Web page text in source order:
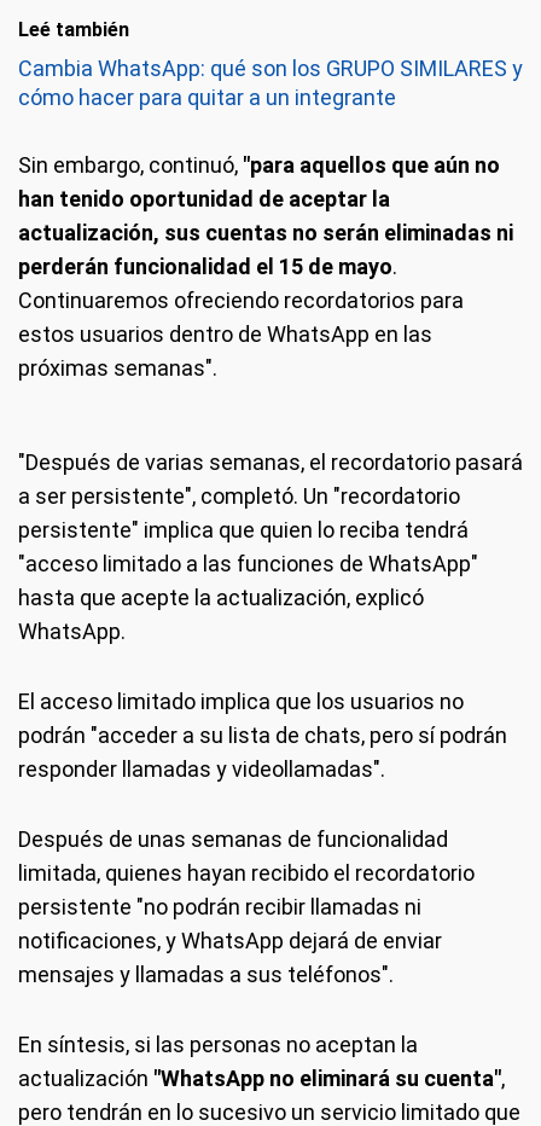
Leé también
Cambia WhatsApp: qué son los GRUPO SIMILARES y
cómo hacer para quitar a un integrante
Sin embargo, continuó, "para aquellos que aún no
han tenido oportunidad de aceptar la
actualización, sus cuentas no serán eliminadas ni
perderán funcionalidad el 15 de mayo.
Continuaremos ofreciendo recordatorios para
estos usuarios dentro de WhatsApp en las
próximas semanas".
"Después de varias semanas, el recordatorio pasará
a ser persistente", completó. Un "recordatorio
persistente" implica que quien lo reciba tendrá
"acceso limitado a las funciones de WhatsApp"
hasta que acepte la actualización, explicó
WhatsApp.
El acceso limitado implica que los usuarios no
podrán "acceder a su lista de chats, pero sí podrán
responder llamadas y videollamadas".
Después de unas semanas de funcionalidad
limitada, quienes hayan recibido el recordatorio
persistente "no podrán recibir llamadas ni
notificaciones, y WhatsApp dejará de enviar
mensajes y llamadas a sus teléfonos".
En síntesis, si las personas no aceptan la
actualización "WhatsApp no eliminará su cuenta",
pero tendrán en lo sucesivo un servicio limitado que